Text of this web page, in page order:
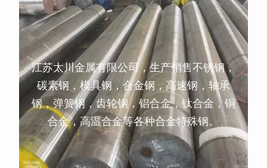
江苏太川金属有限公司，生产销售不锈钢，
碳素钢，模具钢，合金钢，高速钢，轴承
钢，弹簧钢，齿轮钢，铝合金，钛合金，铜
合金，高温合金等各种合金特殊钢。